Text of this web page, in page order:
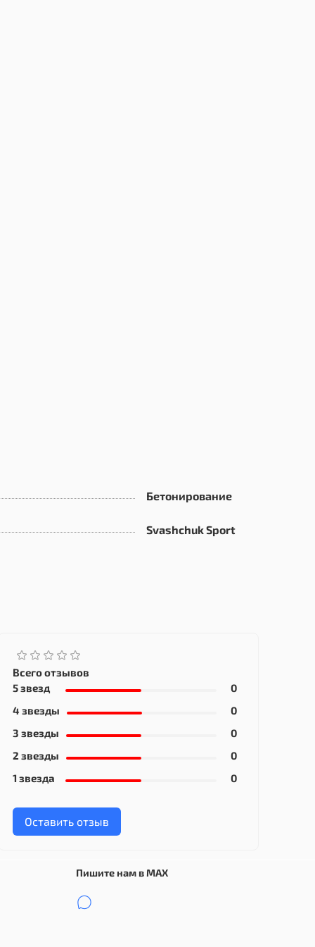
Бетонирование
Svashchuk Sport
Всего отзывов
5 звезд
0
4 звезды
0
3 звезды
0
2 звезды
0
1 звезда
0
Оставить отзыв
Пишите нам в MAX